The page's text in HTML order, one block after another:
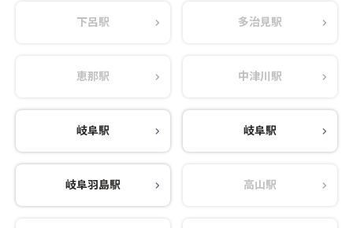
下呂駅 多治見駅
恵那駅 中津川駅
岐阜駅 岐阜駅
岐阜羽島駅 高山駅